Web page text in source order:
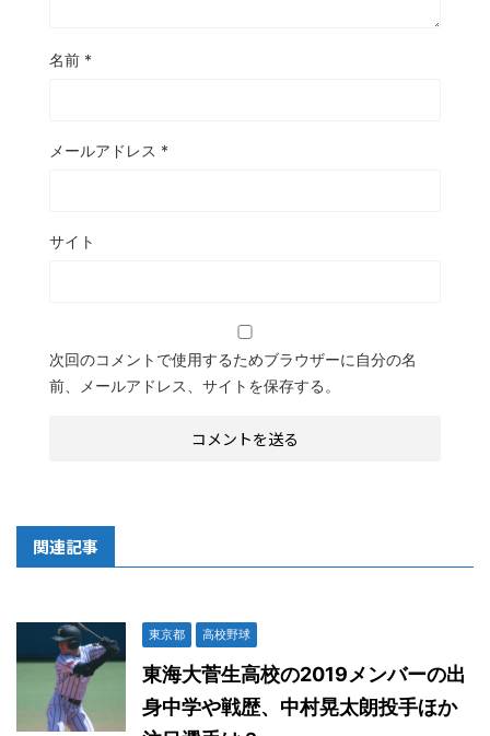
名前 *
メールアドレス *
サイト
次回のコメントで使用するためブラウザーに自分の名
前、メールアドレス、サイトを保存する。
関連記事
東京都 高校野球
東海大菅生高校の2019メンバーの出
身中学や戦歴、中村晃太朗投手ほか